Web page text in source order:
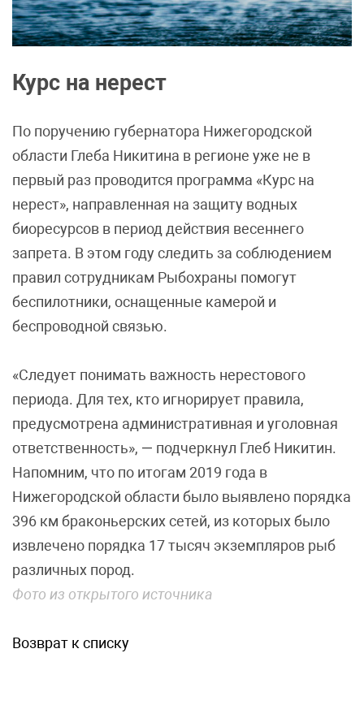
Курс на нерест
По поручению губернатора Нижегородской
области Глеба Никитина в регионе уже не в
первый раз проводится программа «Курс на
нерест», направленная на защиту водных
биоресурсов в период действия весеннего
запрета. В этом году следить за соблюдением
правил сотрудникам Рыбохраны помогут
беспилотники, оснащенные камерой и
беспроводной связью.
«Следует понимать важность нерестового
периода. Для тех, кто игнорирует правила,
предусмотрена административная и уголовная
ответственность», — подчеркнул Глеб Никитин.
Напомним, что по итогам 2019 года в
Нижегородской области было выявлено порядка
396 км браконьерских сетей, из которых было
извлечено порядка 17 тысяч экземпляров рыб
различных пород.
Фото из открытого источника
Возврат к списку